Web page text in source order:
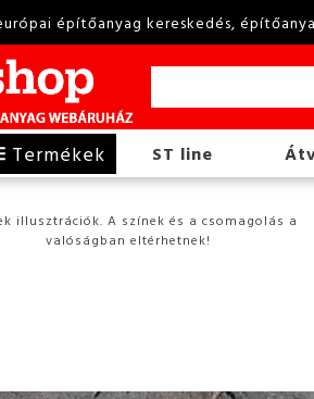
építőanyag kereskedés,
Termékek ST line
illusztrációk. A színek és a csomagolás a
valóságban eltérhetnek!